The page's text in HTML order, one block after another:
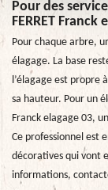
Pour des
FERRET Franck
Pour chaque arbre,
élagage. La base
l’élagage est propre
sa hauteur. Pour un
Franck elagage 03,
Ce professionnel est
décoratives qui vont
informations,